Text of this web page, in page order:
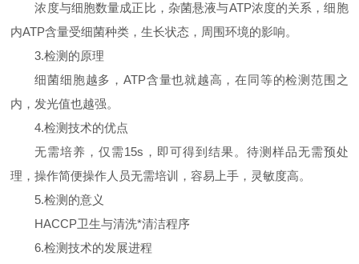
浓度与细胞数量成正比，杂菌悬液与ATP浓度的关系，细胞
内ATP含量受细菌种类，生长状态，周围环境的影响。
3.检测的原理
细菌细胞越多，ATP含量也就越高，在同等的检测范围之
内，发光值也越强。
4.检测技术的优点
无需培养，仅需15s，即可得到结果。待测样品无需预处
理，操作简便操作人员无需培训，容易上手，灵敏度高。
5.检测的意义
HACCP卫生与清洗*清洁程序
6.检测技术的发展进程